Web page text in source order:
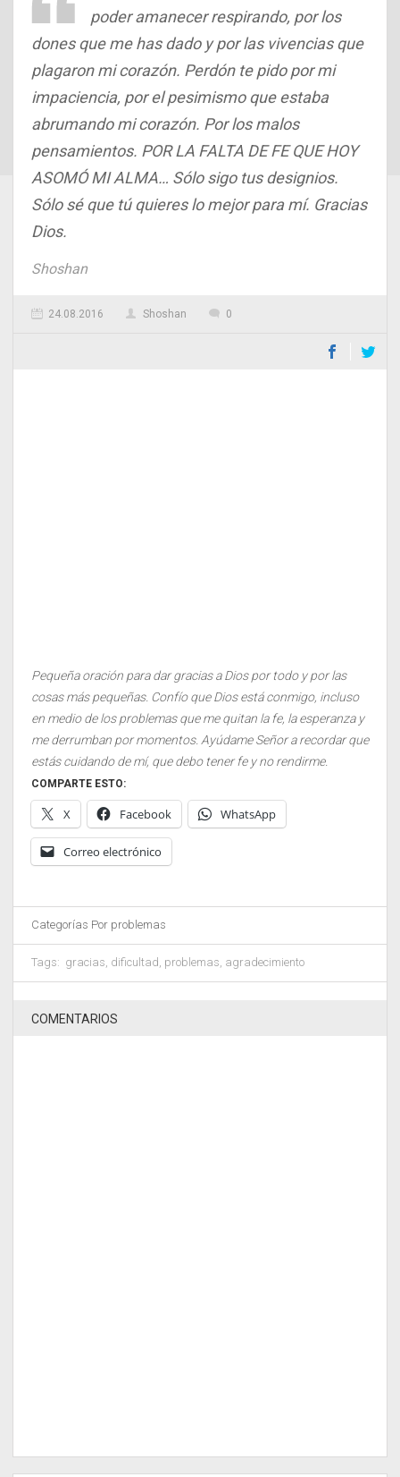
poder amanecer respirando, por los
dones que me has dado y por las vivencias que
plagaron mi corazón. Perdón te pido por mi
impaciencia, por el pesimismo que estaba
abrumando mi corazón. Por los malos
pensamientos. POR LA FALTA DE FE QUE HOY
ASOMÓ MI ALMA… Sólo sigo tus designios.
Sólo sé que tú quieres lo mejor para mí. Gracias
Dios.
Shoshan
24.08.2016 Shoshan 0
Pequeña oración para dar gracias a Dios por todo y por las
cosas más pequeñas. Confío que Dios está conmigo, incluso
en medio de los problemas que me quitan la fe, la esperanza y
me derrumban por momentos. Ayúdame Señor a recordar que
estás cuidando de mí, que debo tener fe y no rendirme.
COMPARTE ESTO:
X Facebook WhatsApp
Correo electrónico
Categorías Por problemas
Tags: gracias, dificultad, problemas, agradecimiento
COMENTARIOS